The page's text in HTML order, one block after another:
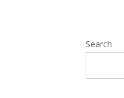
Search